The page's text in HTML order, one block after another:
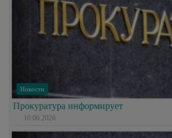
Новости
Прокуратура информирует
10.06.2026